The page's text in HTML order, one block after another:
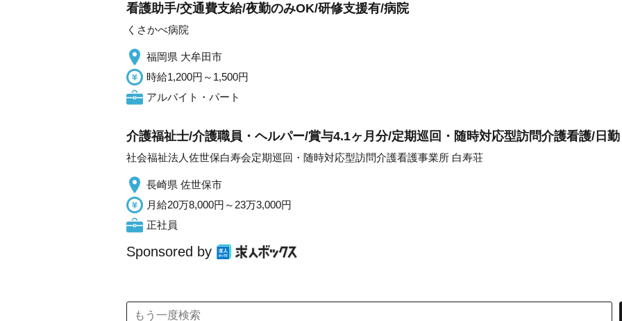
看護助手/交通費支給/夜勤のみOK/研修支援有/病院
くさかべ病院
福岡県 大牟田市
時給1,200円～1,500円
アルバイト・パート
介護福祉士/介護職員・ヘルパー/賞与4.1ヶ月分/定期巡回・随時対応型訪問介護看護/日
社会福祉法人佐世保白寿会定期巡回・随時対応型訪問介護看護事業所 白寿荘
長崎県 佐世保市
月給20万8,000円～23万3,000円
正社員
Sponsored by